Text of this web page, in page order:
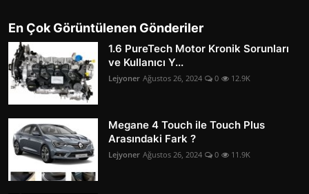
En Çok Görüntülenen Gönderiler
1.6 PureTech Motor Kronik Sorunları
ve Kullanıcı Y...
Lejyoner Ağustos 26, 2024 0 12.9K
Megane 4 Touch ile Touch Plus
Arasındaki Fark ?
Lejyoner Ağustos 26, 2024 0 11.9K